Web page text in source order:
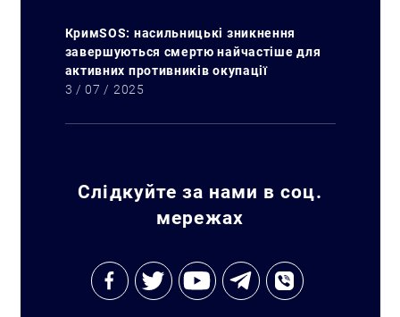
КримSOS: насильницькі зникнення
завершуються смертю найчастіше для
активних противників окупації
3 / 07 / 2025
Слідкуйте за нами в соц.
мережах